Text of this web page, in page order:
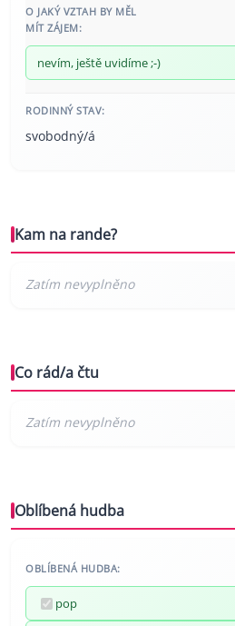
O JAKÝ VZTAH BY MĚL
MÍT ZÁJEM:
nevím, ještě uvidíme ;-)
RODINNÝ STAV:
svobodný/á
Kam na rande?
Co rád/a čtu
Oblíbená hudba
OBLÍBENÁ HUDBA:
pop